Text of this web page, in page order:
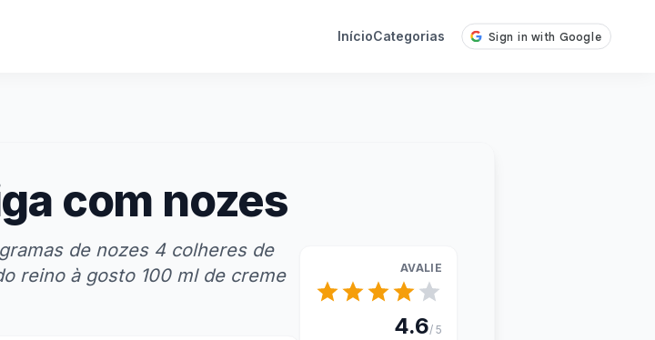
InícioCategorias
com nozes
de nozes 4 colheres de
reino à gosto 100 ml de creme
AVALIE
4.6/ 5